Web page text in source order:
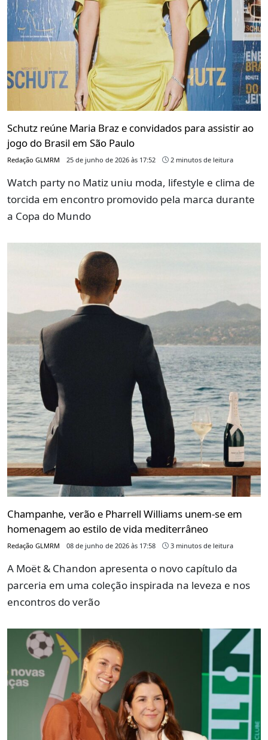
Schutz reúne Maria Braz e convidados para assistir ao
jogo do Brasil em São Paulo
Redação GLMRM 25 de junho de 2026 às 17:52 2 minutos de leitura
Watch party no Matiz uniu moda, lifestyle e clima de
torcida em encontro promovido pela marca durante
a Copa do Mundo
Champanhe, verão e Pharrell Williams unem-se em
homenagem ao estilo de vida mediterrâneo
Redação GLMRM 08 de junho de 2026 às 17:58 3 minutos de leitura
A Moët & Chandon apresenta o novo capítulo da
parceria em uma coleção inspirada na leveza e nos
encontros do verão